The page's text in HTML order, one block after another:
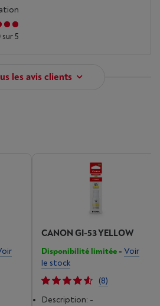
sur 5
les avis clients
CANON GI-53 YELLOW
Disponibilité limitée- Voir
le stock
(8)
Description: -